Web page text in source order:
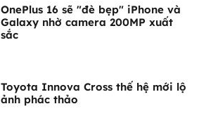
OnePlus 16 sẽ "đè bẹp" iPhone và
Galaxy nhờ camera 200MP xuất
sắc
Toyota Innova Cross thế hệ mới lộ
ảnh phác thảo